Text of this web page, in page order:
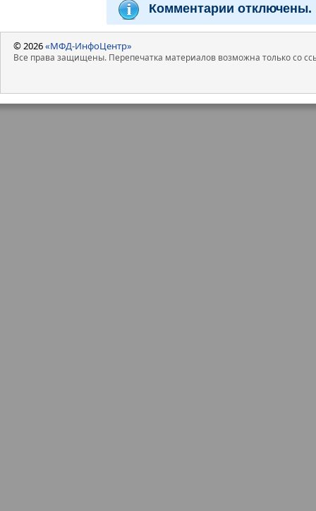
Комментарии отключены.
© 2026«МФД-ИнфоЦентр»
Все права защищены. Перепечатка материалов возможна только со